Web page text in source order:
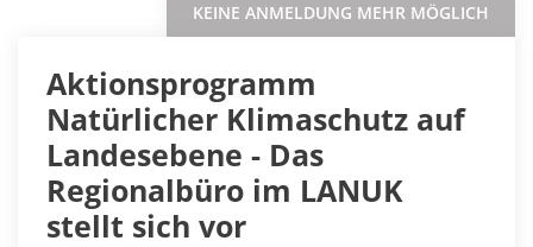
KEINE ANMELDUNG MEHR MÖGLICH
Aktionsprogramm
Natürlicher Klimaschutz auf
Landesebene - Das
Regionalbüro im LANUK
stellt sich vor